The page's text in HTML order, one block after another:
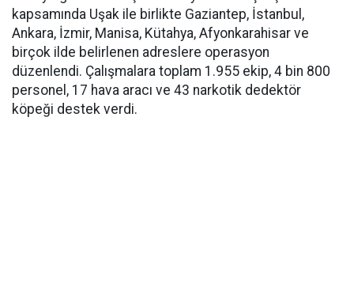
kapsamında Uşak ile birlikte Gaziantep, İstanbul,
Ankara, İzmir, Manisa, Kütahya, Afyonkarahisar ve
birçok ilde belirlenen adreslere operasyon
düzenlendi. Çalışmalara toplam 1.955 ekip, 4 bin 800
personel, 17 hava aracı ve 43 narkotik dedektör
köpeği destek verdi.